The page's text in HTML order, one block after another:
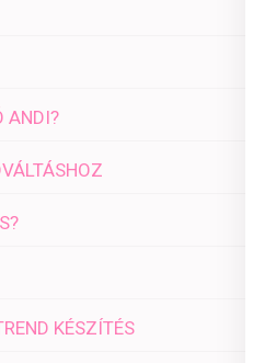
ANDI?
KÉSZÍTÉS